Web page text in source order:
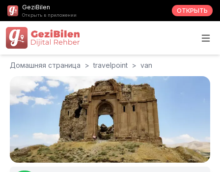
GeziBilen
Открыть в приложении
ОТКРЫТЬ
Домашняя страница > travelpoint > van